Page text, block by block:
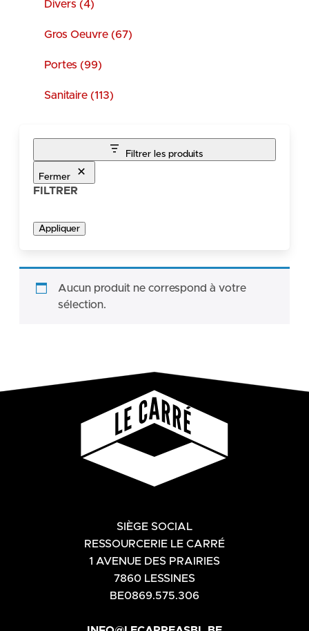
Divers (4)
Gros Oeuvre (67)
Portes (99)
Sanitaire (113)
Filtrer les produits
Fermer
FILTRER
Appliquer
Aucun produit ne correspond à votre
sélection.
SIÈGE SOCIAL
RESSOURCERIE LE CARRÉ
1 AVENUE DES PRAIRIES
7860 LESSINES
BE0869.575.306